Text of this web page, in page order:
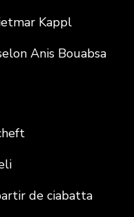
Kappl
Anis Bouabsa
de ciabatta